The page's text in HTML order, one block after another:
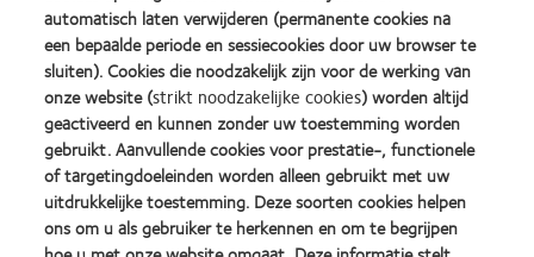
Afbeeldingen van de verpakking dienen alleen ter illustratie.
Raadpleeg de gebruiksaanwijzing voor informatie over de veiligheid van het product,
waarschuwingen, voorzorgsmaatregelen en lokale regelgeving.
* Na 1 week dagelijks dragen; comfort bij het inzetten en uitnemen en algemene beoordeling
8,1/10.
† Na 1 week dagelijks dragen, bevochtiging 3,6/4; algemeen comfort 8,1/10
‡ Na 1 week dragen gemiddelde decentratie ca. 0,1 horizontaal en verticaal.
Referenties:
automatisch laten verwijderen (permanente cookies na
een bepaalde periode en sessiecookies door uw browser te
sluiten). Cookies die noodzakelijk zijn voor de werking van
onze website (strikt noodzakelijke cookies) worden altijd
geactiveerd en kunnen zonder uw toestemming worden
gebruikt. Aanvullende cookies voor prestatie-, functionele
of targetingdoeleinden worden alleen gebruikt met uw
uitdrukkelijke toestemming. Deze soorten cookies helpen
ons om u als gebruiker te herkennen en om te begrijpen